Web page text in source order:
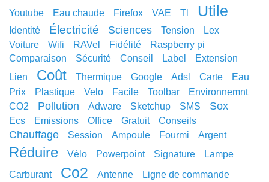
youtube
eau chaude Firefox VAE tl utile
identité électricité sciences tension
lex
voiture
wifi RAVel fidélité
raspberry pi
comparaison
sécurité conseil label
extension
lien
coût thermique google adsl carte
eau
prix
plastique velo facile toolbar
environnemnt
CO2
pollution adware sketchup SMS sox
ecs emissions office gratuit conseils
chauffage session ampoule fourmi argent
réduire vélo powerpoint signature
lampe
carburant
co2 antenne
ligne de commande